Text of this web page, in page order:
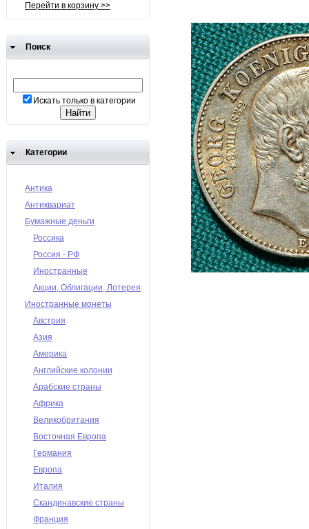
Перейти в корзину >>
Поиск
Искать только в категории
Категории
Антика
Антиквариат
Бумажные деньги
Россика
Россия - РФ
Иностранные
Акции, Облигации, Лотерея
Иностранные монеты
Австрия
Азия
Америка
Английские колонии
Арабские страны
Африка
Великобритания
Восточная Европа
Германия
Европа
Италия
Скандинавские страны
Франция